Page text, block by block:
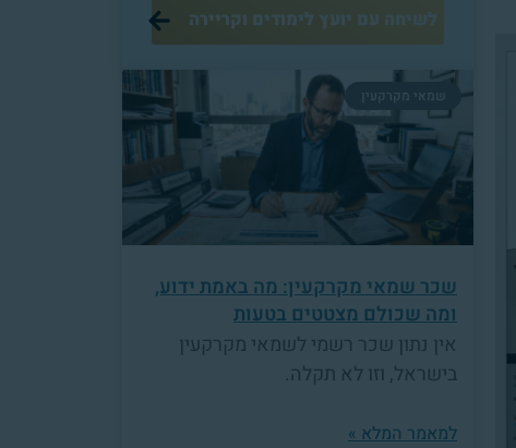
לשיחה עם יועץ לימודים וקריירה
שמאי מקרקעין
שכר שמאי מקרקעין: מה באמת ידוע,
ומה שכולם מצטטים בטעות
אין נתון שכר רשמי לשמאי מקרקעין
בישראל, וזו לא תקלה.
למאמר המלא »